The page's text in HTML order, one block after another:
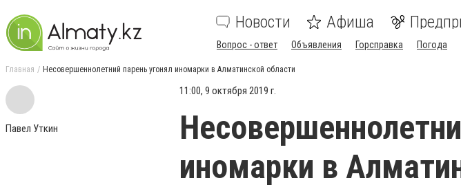
Новости Афиша
Вопрос - ответ Объявления Горсправка Погода
Главная Несовершеннолетний парень угонял иномарки в Алматинской области
Павел Уткин
11:00, 9 октября 2019 г.
иномарки в